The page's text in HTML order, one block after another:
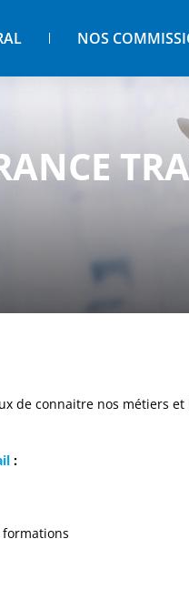
NOS
de connaitre nos métiers
:
formations